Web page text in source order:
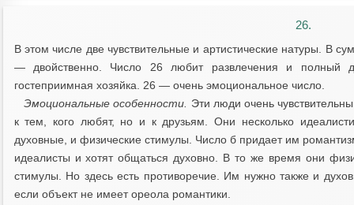
26.
В этом числе две чувствительные и артистические натуры. В
— двойственно. Число 26 любит развлечения и
гостеприимная хозяйка. 26 — очень эмоциональное число.
Эмоциональные особенности. Эти люди очень
к тем, кого любят, но и к друзьям. Они несколько
духовные, и физические стимулы. Число б придает им
идеалисты и хотят общаться духовно. В то же время они
стимулы. Но здесь есть противоречие. Им нужно также и
если объект не имеет ореола романтики.